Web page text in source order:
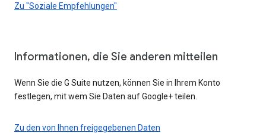
Zu "Soziale Empfehlungen"
Informationen, die Sie anderen mitteilen
Wenn Sie die G Suite nutzen, können Sie in Ihrem Konto
festlegen, mit wem Sie Daten auf Google+ teilen.
Zu den von Ihnen freigegebenen Daten